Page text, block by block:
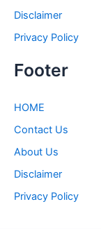
Disclaimer
Privacy Policy
Footer
HOME
Contact Us
About Us
Disclaimer
Privacy Policy